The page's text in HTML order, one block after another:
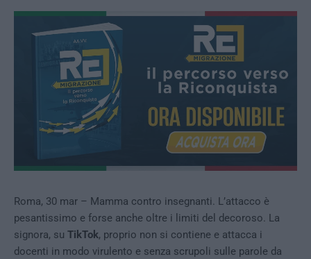
Roma, 30 mar – Mamma contro insegnanti. L’attacco è
pesantissimo e forse anche oltre i limiti del decoroso. La
signora, su TikTok, proprio non si contiene e attacca i
docenti in modo virulento e senza scrupoli sulle parole da